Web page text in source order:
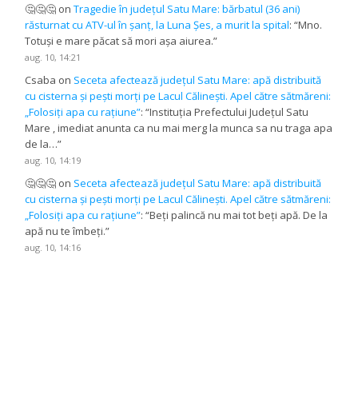
🤔🤔🤔 onTragedie în județul Satu Mare: bărbatul (36 ani)
răsturnat cu ATV-ul în șanț, la Luna Șes, a murit la spital: “Mno.
Totuși e mare păcat să mori așa aiurea.”
aug. 10, 14:21
Csaba on Seceta afectează județul Satu Mare: apă distribuită
cu cisterna și pești morți pe Lacul Călinești. Apel către sătmăreni:
„Folosiți apa cu rațiune”: “Instituția Prefectului Județul Satu
Mare , imediat anunta ca nu mai merg la munca sa nu traga apa
de la…”
aug. 10, 14:19
🤔🤔🤔 on Seceta afectează județul Satu Mare: apă distribuită
cu cisterna și pești morți pe Lacul Călinești. Apel către sătmăreni:
„Folosiți apa cu rațiune”: “Beți palincă nu mai tot beți apă. De la
apă nu te îmbeți.”
aug. 10, 14:16